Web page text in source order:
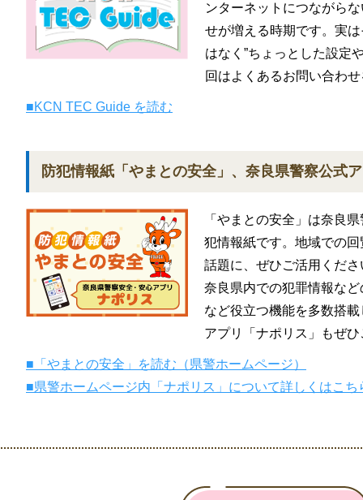
ンターネットにつながら
せが増える時期です。実
はなく”ちょっとした設定
回はよくあるお問い合わ
■KCN TEC Guide を読む
防犯情報紙「やまとの安全」、奈良県警察公式
「やまとの安全」は奈良
犯情報紙です。地域での
話題に、ぜひご活用くださ
奈良県内での犯罪情報な
など役立つ機能を多数搭
アプリ「ナポリス」もぜ
■「やまとの安全」を読む（県警ホームページ）
■県警ホームページ内「ナポリス」について詳しくはこ